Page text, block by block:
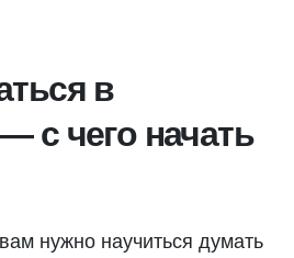
в
с чего начать
нужно научиться думать